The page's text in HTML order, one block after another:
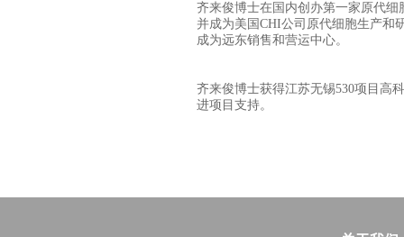
齐来俊博士在国内创办第一家原代细
并成为美国CHI公司原代细胞生产和
成为远东销售和营运中心。
齐来俊博士获得江苏无锡530项目高
进项目支持。